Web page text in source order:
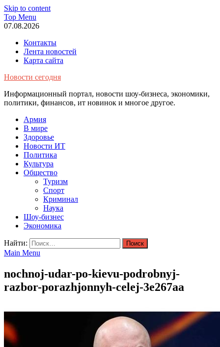
Skip to content
Top Menu
07.08.2026
Контакты
Лента новостей
Карта сайта
Новости сегодня
Информационный портал, новости шоу-бизнеса, экономики,
политики, финансов, ит новинок и многое другое.
Армия
В мире
Здоровье
Новости ИТ
Политика
Культура
Общество
Туризм
Спорт
Криминал
Наука
Шоу-бизнес
Экономика
Найти:
Main Menu
nochnoj-udar-po-kievu-podrobnyj-
razbor-porazhjonnyh-celej-3e267aa